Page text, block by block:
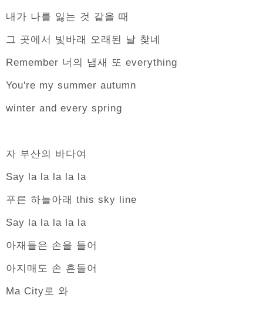
내가 나를 잃는 것 같을 때
그 곳에서 빛바래 오래된 날 찾네
Remember 너의 냄새 또 everything
You're my summer autumn
winter and every spring
자 부산의 바다여
Say la la la la la
푸른 하늘아래 this sky line
Say la la la la la
아재들은 손을 들어
아지매도 손 흔들어
Ma City로 와